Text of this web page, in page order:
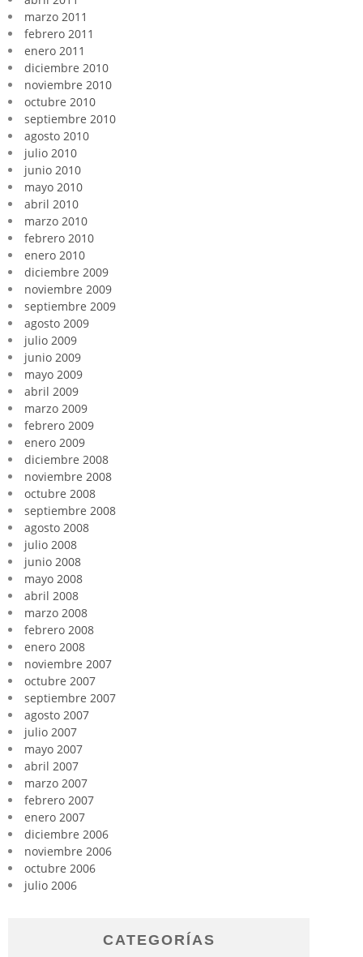
marzo 2011
febrero 2011
enero 2011
diciembre 2010
noviembre 2010
octubre 2010
septiembre 2010
agosto 2010
julio 2010
junio 2010
mayo 2010
abril 2010
marzo 2010
febrero 2010
enero 2010
diciembre 2009
noviembre 2009
septiembre 2009
agosto 2009
julio 2009
junio 2009
mayo 2009
abril 2009
marzo 2009
febrero 2009
enero 2009
diciembre 2008
noviembre 2008
octubre 2008
septiembre 2008
agosto 2008
julio 2008
junio 2008
mayo 2008
abril 2008
marzo 2008
febrero 2008
enero 2008
noviembre 2007
octubre 2007
septiembre 2007
agosto 2007
julio 2007
mayo 2007
abril 2007
marzo 2007
febrero 2007
enero 2007
diciembre 2006
noviembre 2006
octubre 2006
julio 2006
CATEGORÍAS